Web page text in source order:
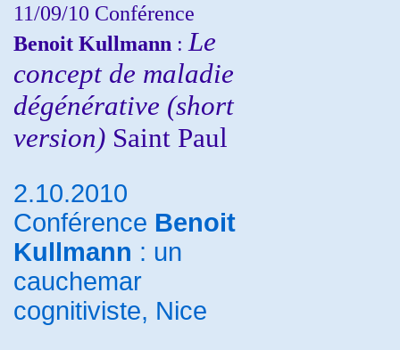
11/09/10 Conférence
Benoit Kullmann : Le
concept de maladie
dégénérative (short
version) Saint Paul
2.10.2010
Conférence Benoit
Kullmann : un
cauchemar
cognitiviste, Nice